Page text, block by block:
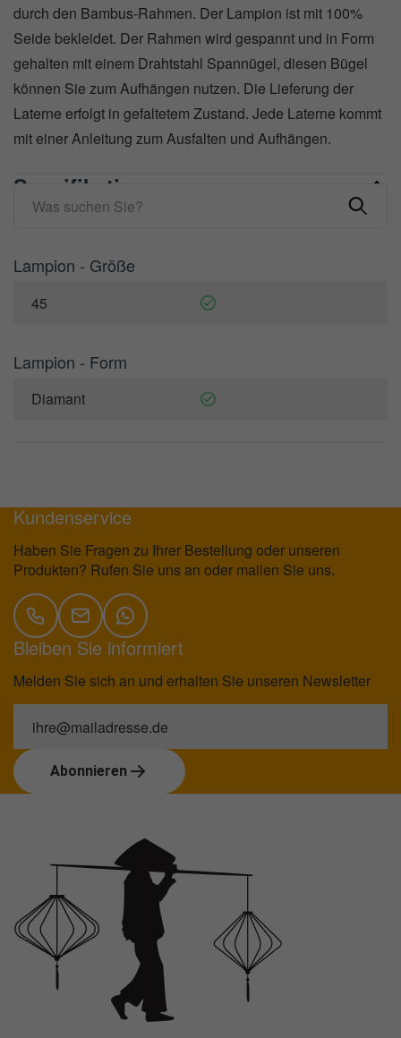
durch den Bambus-Rahmen. Der Lampion ist mit 100%
Seide bekleidet. Der Rahmen wird gespannt und in Form
gehalten mit einem Drahtstahl Spannügel, diesen Bügel
können Sie zum Aufhängen nutzen. Die Lieferung der
Laterne erfolgt in gefaltetem Zustand. Jede Laterne kommt
mit einer Anleitung zum Ausfalten und Aufhängen.
Spezifikationen
Lampion - Größe
45
Lampion - Form
Diamant
Kundenservice
Haben Sie Fragen zu Ihrer Bestellung oder unseren
Produkten? Rufen Sie uns an oder mailen Sie uns.
Bleiben Sie informiert
Melden Sie sich an und erhalten Sie unseren Newsletter
Abonnieren